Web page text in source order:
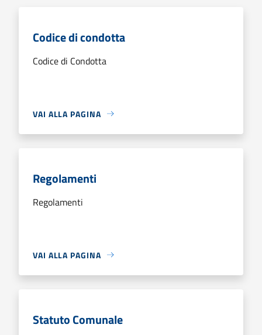
Codice di condotta
Codice di Condotta
VAI ALLA PAGINA
Regolamenti
Regolamenti
VAI ALLA PAGINA
Statuto Comunale